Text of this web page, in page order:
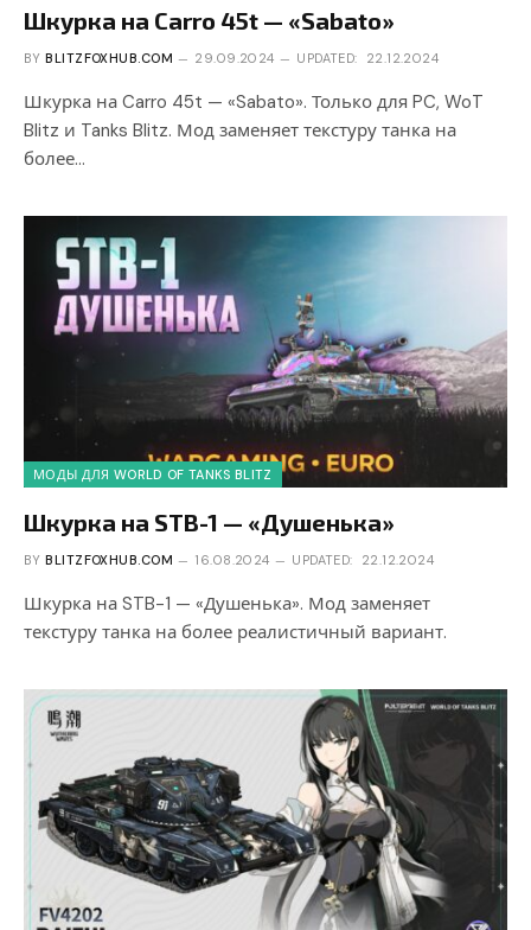
Шкурка на Carro 45t — «Sabato»
BY BLITZFOXHUB.COM 29.09.2024 UPDATED: 22.12.2024
Шкурка на Carro 45t — «Sabato». Только для PC, WoT
Blitz и Tanks Blitz. Мод заменяет текстуру танка на
более…
МОДЫ ДЛЯ WORLD OF TANKS BLITZ
Шкурка на STB-1 — «Душенька»
BY BLITZFOXHUB.COM 16.08.2024 UPDATED: 22.12.2024
Шкурка на STB-1 — «Душенька». Мод заменяет
текстуру танка на более реалистичный вариант.